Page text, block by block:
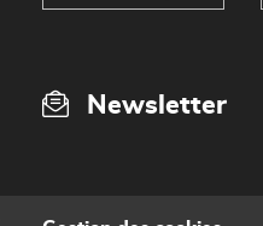
Newsletter